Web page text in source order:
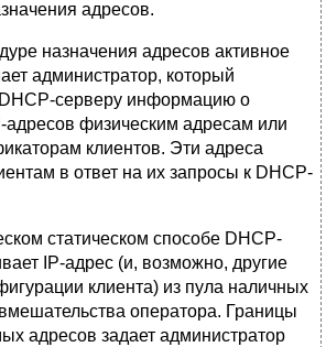
адресов.
назначения адресов активное
администратор, который
серверу информацию о
адресов физическим адресам или
клиентов. Эти адреса
в ответ на их запросы к DHCP-
статическом способе DHCP-
IP-адрес (и, возможно, другие
клиента) из пула наличных
оператора. Границы
адресов задает администратор